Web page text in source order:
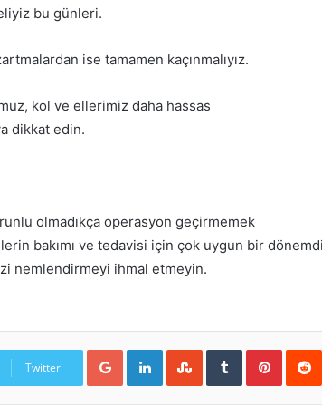
bu günleri.
ise tamamen kaçınmalıyız.
kol ve ellerimiz daha hassas
dikkat edin.
olmadıkça operasyon geçirmemek
bakımı ve tedavisi için çok uygun bir
nemlendirmeyi ihmal etmeyin.
Twitter
Google+LinkedInStumbleUpon
Tumblr